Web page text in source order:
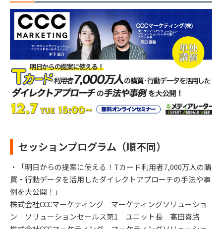
セッションプログラム（順不同）
・「明日からの提案に使える！Tカード利用者7,000万人の購
買・行動データを活用したダイレクトアプローチの手法や事
例を大公開！」
株式会社CCCマーケティング マーケティングソリューショ
ン ソリューションセールス第1 ユニット長 髙田喜路